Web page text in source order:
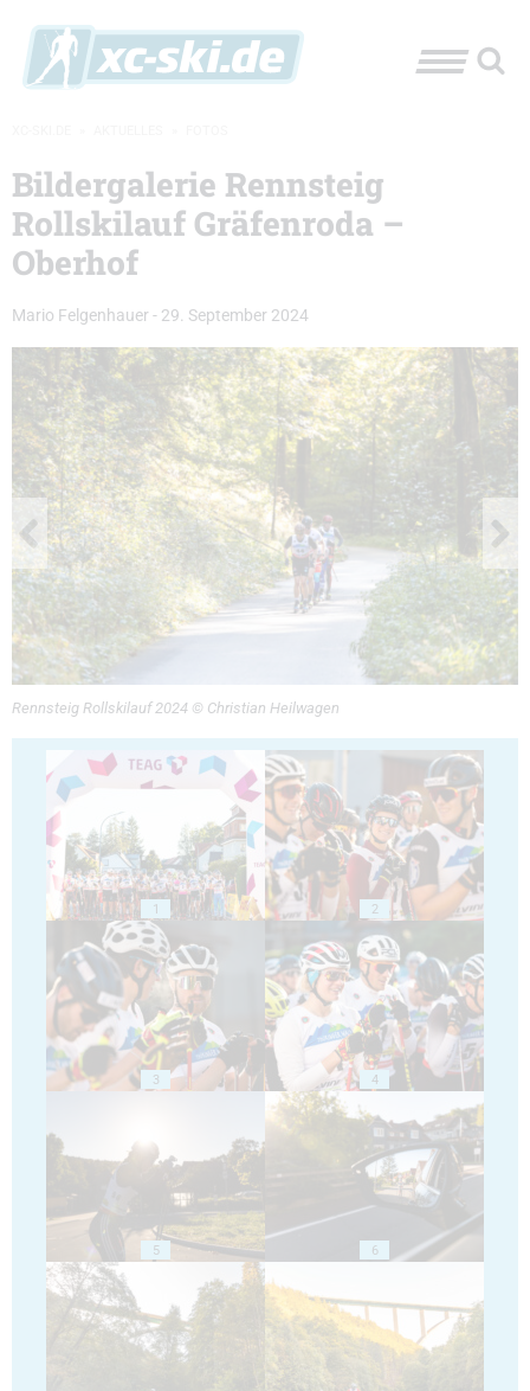
Bildergalerie Rennsteig
Rollskilauf Gräfenroda –
Oberhof
Mario Felgenhauer - 29. September 2024
Rennsteig Rollskilauf 2024 © Christian Heilwagen
1 2
3 4
5 6